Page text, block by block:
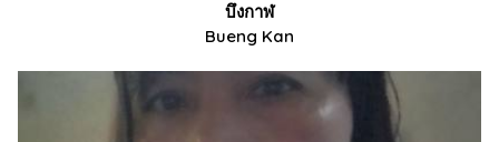
บึงกาฬ
Bueng Kan